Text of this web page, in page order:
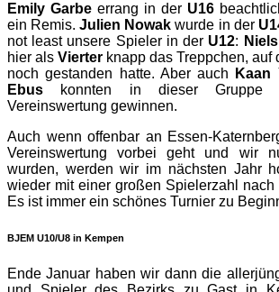
Emily Garbe errang in der U16
ein Remis.Julien Nowak wurde in der
not least unsere Spieler in der U12:
hier als Vierter knapp das Treppchen, auf
noch gestanden hatte. Aber auch
Kaan
Ebus konnten in dieser Gruppe
Vereinswertung gewinnen.
Auch wenn offenbar an Essen-
Vereinswertung vorbei geht und wir
wurden, werden wir im nächsten Jahr
wieder mit einer großen Spielerzahl nach
Es ist immer ein schönes Turnier zu
BJEM U10/U8 in Kempen
Ende Januar haben wir dann die